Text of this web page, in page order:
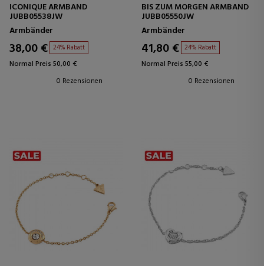
ICONIQUE ARMBAND
JUBB05538JW
Armbänder
38,00 € 24% Rabatt
Normal Preis 50,00 €
0 Rezensionen
BIS ZUM MORGEN ARMBAND
JUBB05550JW
Armbänder
41,80 € 24% Rabatt
Normal Preis 55,00 €
0 Rezensionen